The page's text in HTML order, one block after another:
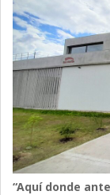
“Aquí donde